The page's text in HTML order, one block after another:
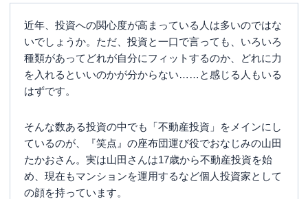
近年、投資への関心度が高まっている人は多いのではな
いでしょうか。ただ、投資と一口で言っても、いろいろ
種類があってどれが自分にフィットするのか、どれに力
を入れるといいのかが分からない……と感じる人もいる
はずです。
そんな数ある投資の中でも「不動産投資」をメインにし
ているのが、『笑点』の座布団運び役でおなじみの山田
たかおさん。実は山田さんは17歳から不動産投資を始
め、現在もマンションを運用するなど個人投資家として
の顔を持っています。